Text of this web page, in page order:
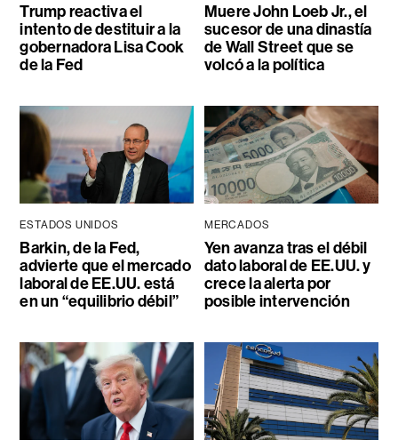
Trump reactiva el
intento de destituir a la
gobernadora Lisa Cook
de la Fed
Muere John Loeb Jr., el
sucesor de una dinastía
de Wall Street que se
volcó a la política
ESTADOS UNIDOS
Barkin, de la Fed,
advierte que el mercado
laboral de EE.UU. está
en un “equilibrio débil”
MERCADOS
Yen avanza tras el débil
dato laboral de EE.UU. y
crece la alerta por
posible intervención